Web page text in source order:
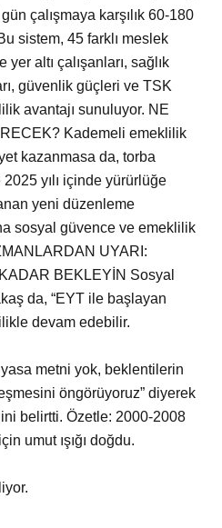
çalışmaya karşılık 60-180
sistem, 45 farklı meslek
altı çalışanları, sağlık
güvenlik güçleri ve TSK
avantajı sunuluyor. NE
Kademeli emeklilik
kazanmasa da, torba
yılı içinde yürürlüğe
yeni düzenleme
sosyal güvence ve emeklilik
UYARI:
BEKLEYİN Sosyal
da, “EYT ile başlayan
devam edebilir.
metni yok, beklentilerin
öngörüyoruz” diyerek
belirtti. Özetle: 2000-2008
umut ışığı doğdu.